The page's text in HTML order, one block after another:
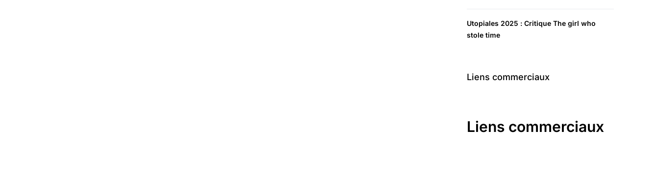
Utopiales 2025 : Critique The girl who
stole time
Liens commerciaux
Liens commerciaux